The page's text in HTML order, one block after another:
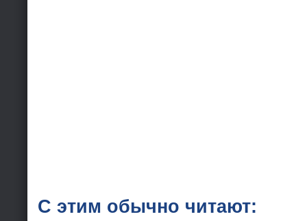
С этим обычно читают: